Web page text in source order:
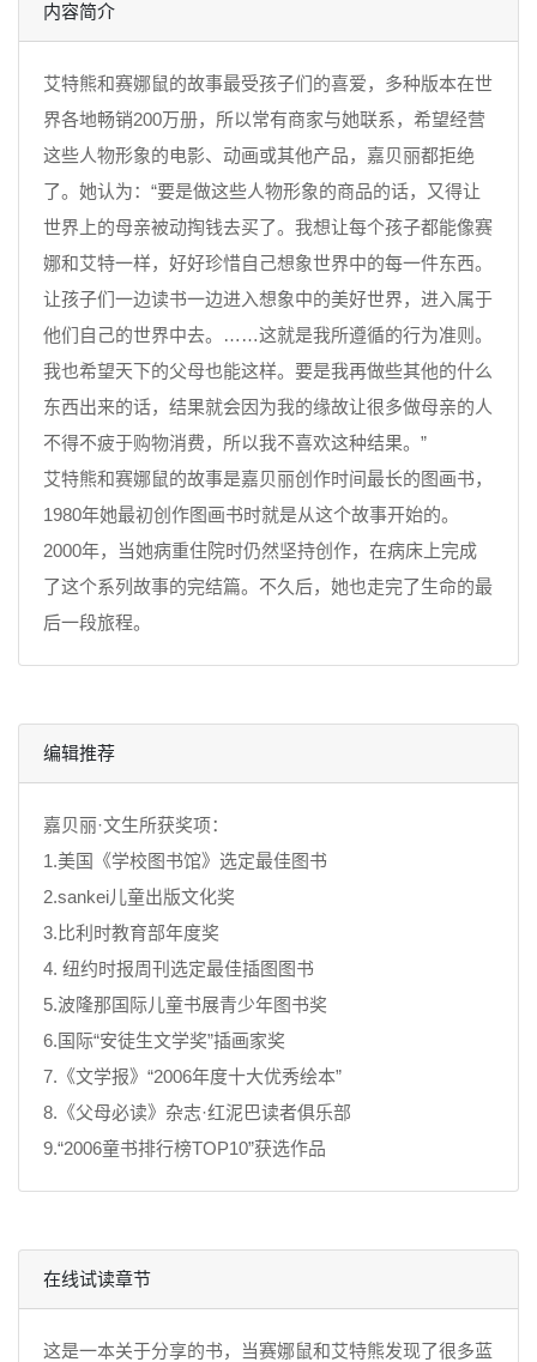
内容简介
艾特熊和赛娜鼠的故事最受孩子们的喜爱，多种版本在世
界各地畅销200万册，所以常有商家与她联系，希望经营
这些人物形象的电影、动画或其他产品，嘉贝丽都拒绝
了。她认为：“要是做这些人物形象的商品的话，又得让
世界上的母亲被动掏钱去买了。我想让每个孩子都能像赛
娜和艾特一样，好好珍惜自己想象世界中的每一件东西。
让孩子们一边读书一边进入想象中的美好世界，进入属于
他们自己的世界中去。……这就是我所遵循的行为准则。
我也希望天下的父母也能这样。要是我再做些其他的什么
东西出来的话，结果就会因为我的缘故让很多做母亲的人
不得不疲于购物消费，所以我不喜欢这种结果。”
艾特熊和赛娜鼠的故事是嘉贝丽创作时间最长的图画书，
1980年她最初创作图画书时就是从这个故事开始的。
2000年，当她病重住院时仍然坚持创作，在病床上完成
了这个系列故事的完结篇。不久后，她也走完了生命的最
后一段旅程。
编辑推荐
嘉贝丽·文生所获奖项：
1.美国《学校图书馆》选定最佳图书
2.sankei儿童出版文化奖
3.比利时教育部年度奖
4. 纽约时报周刊选定最佳插图图书
5.波隆那国际儿童书展青少年图书奖
6.国际“安徒生文学奖”插画家奖
7.《文学报》“2006年度十大优秀绘本”
8.《父母必读》杂志·红泥巴读者俱乐部
9.“2006童书排行榜TOP10”获选作品
在线试读章节
这是一本关于分享的书，当赛娜鼠和艾特熊发现了很多蓝